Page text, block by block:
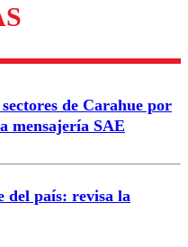
para garantizar un
de Carahue por
mensajería SAE
del país: revisa la